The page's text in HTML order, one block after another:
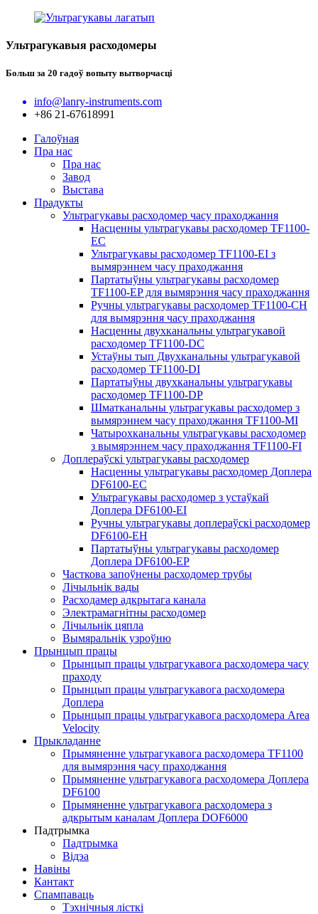
Ультрагукавыя расходомеры
Больш за 20 гадоў вопыту вытворчасці
info@lanry-instruments.com
+86 21-67618991
Галоўная
Пра нас
Пра нас
Завод
Выстава
Прадукты
Ультрагукавы расходомер часу праходжання
Насценны ультрагукавы расходомер TF1100-
EC
Ультрагукавы расходомер TF1100-EI з
вымярэннем часу праходжання
Партатыўны ультрагукавы расходомер
TF1100-EP для вымярэння часу праходжання
Ручны ультрагукавы расходомер TF1100-CH
для вымярэння часу праходжання
Насценны двухканальны ультрагукавой
расходомер TF1100-DC
Устаўны тып Двухканальны ультрагукавой
расходомер TF1100-DI
Партатыўны двухканальны ультрагукавы
расходомер TF1100-DP
Шматканальны ультрагукавы расходомер з
вымярэннем часу праходжання TF1100-MI
Чатырохканальны ультрагукавы расходомер
з вымярэннем часу праходжання TF1100-FI
Доплераўскі ультрагукавы расходомер
Насценны ультрагукавы расходомер Доплера
DF6100-EC
Ультрагукавы расходомер з устаўкай
Доплера DF6100-EI
Ручны ультрагукавы доплераўскі расходомер
DF6100-EH
Партатыўны ультрагукавы расходомер
Доплера DF6100-EP
Часткова запоўнены расходомер трубы
Лічыльнік вады
Расходамер адкрытага канала
Электрамагнітны расходомер
Лічыльнік цяпла
Вымяральнік узроўню
Прынцып працы
Прынцып працы ультрагукавога расходомера часу
праходу
Прынцып працы ультрагукавога расходомера
Доплера
Прынцып працы ультрагукавога расходомера Area
Velocity
Прыкладанне
Прымяненне ультрагукавога расходомера TF1100
для вымярэння часу праходжання
Прымяненне ультрагукавога расходомера Доплера
DF6100
Прымяненне ультрагукавога расходомера з
адкрытым каналам Доплера DOF6000
Падтрымка
Падтрымка
Відэа
Навіны
Кантакт
Спампаваць
Тэхнічныя лісткі